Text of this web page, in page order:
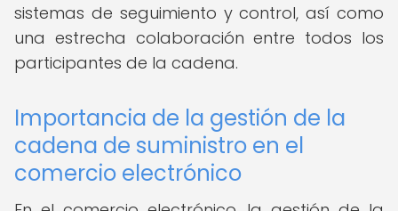
sistemas de seguimiento y control, así como
una estrecha colaboración entre todos los
participantes de la cadena.
Importancia de la gestión de la
cadena de suministro en el
comercio electrónico